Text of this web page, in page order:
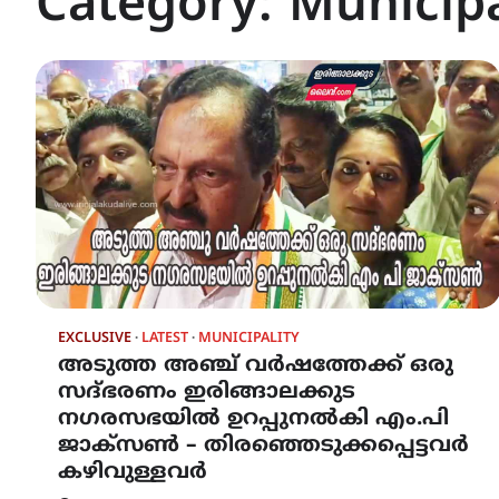
EXCLUSIVE LATEST MUNICIPALITY
അടുത്ത അഞ്ച് വർഷത്തേക്ക് ഒരു
സദ്ഭരണം ഇരിങ്ങാലക്കുട
നഗരസഭയിൽ ഉറപ്പുനൽകി എം.പി
ജാക്സൺ – തിരഞ്ഞെടുക്കപ്പെട്ടവർ
കഴിവുള്ളവർ